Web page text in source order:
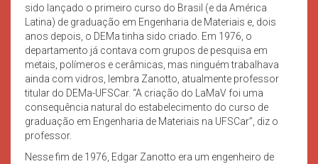
sido lançado o primeiro curso do Brasil (e da América
Latina) de graduação em Engenharia de Materiais e, dois
anos depois, o DEMa tinha sido criado. Em 1976, o
departamento já contava com grupos de pesquisa em
metais, polímeros e cerâmicas, mas ninguém trabalhava
ainda com vidros, lembra Zanotto, atualmente professor
titular do DEMa-UFSCar. “A criação do LaMaV foi uma
consequência natural do estabelecimento do curso de
graduação em Engenharia de Materiais na UFSCar”, diz o
professor.
Nesse fim de 1976, Edgar Zanotto era um engenheiro de